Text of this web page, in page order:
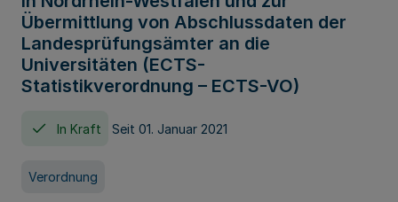
Übermittlung von Abschlussdaten der
Landesprüfungsämter an die
Universitäten (ECTS-
Statistikverordnung – ECTS-VO)
In Kraft Seit 01. Januar 2021
Verordnung